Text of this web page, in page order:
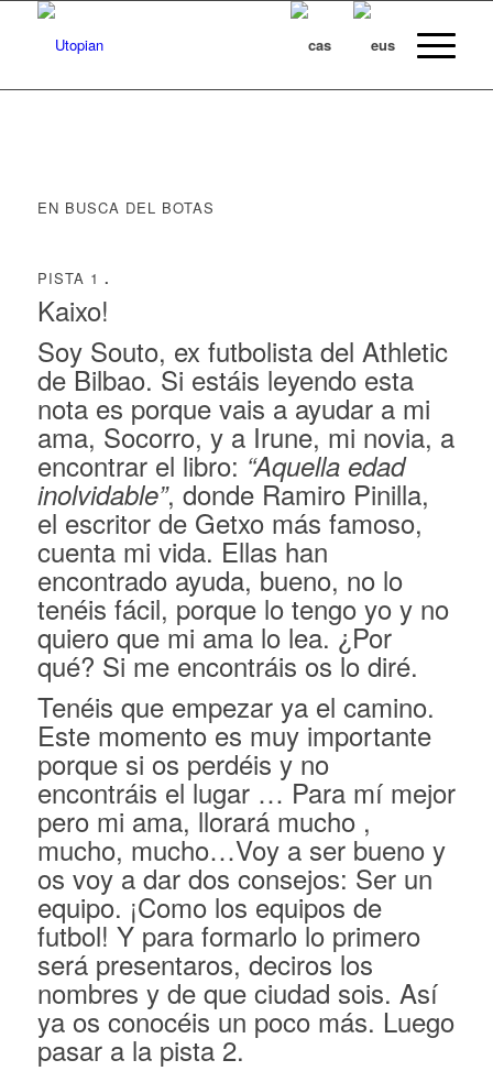
EN BUSCA DEL BOTAS
PISTA 1 .
Kaixo!
Soy Souto, ex futbolista del Athletic
de Bilbao. Si estáis leyendo esta
nota es porque vais a ayudar a mi
ama, Socorro, y a Irune, mi novia, a
encontrar el libro: “Aquella edad
inolvidable”, donde Ramiro Pinilla,
el escritor de Getxo más famoso,
cuenta mi vida. Ellas han
encontrado ayuda, bueno, no lo
tenéis fácil, porque lo tengo yo y no
quiero que mi ama lo lea. ¿Por
qué? Si me encontráis os lo diré.
Tenéis que empezar ya el camino.
Este momento es muy importante
porque si os perdéis y no
encontráis el lugar … Para mí mejor
pero mi ama, llorará mucho ,
mucho, mucho…Voy a ser bueno y
os voy a dar dos consejos: Ser un
equipo. ¡Como los equipos de
futbol! Y para formarlo lo primero
será presentaros, deciros los
nombres y de que ciudad sois. Así
ya os conocéis un poco más. Luego
pasar a la pista 2.